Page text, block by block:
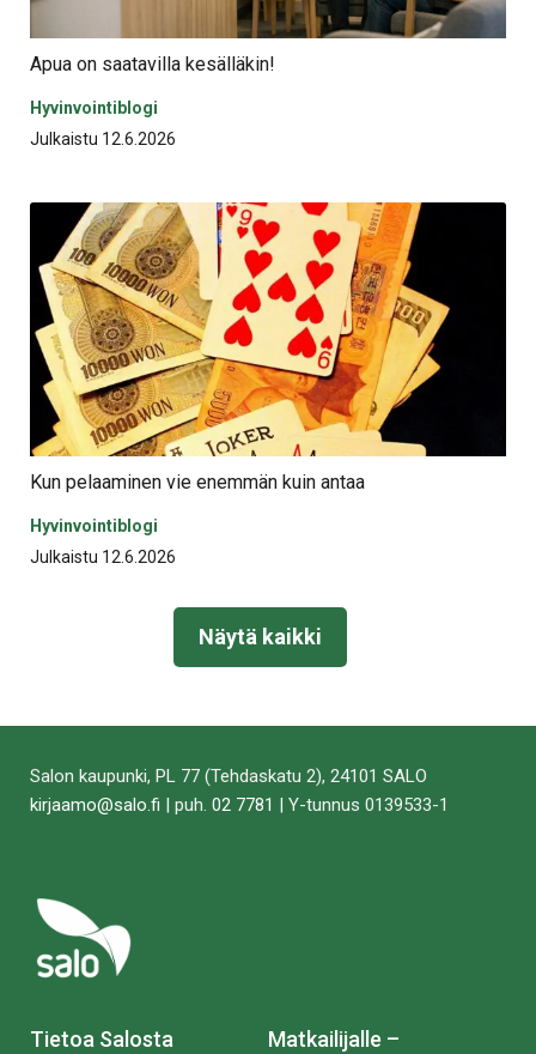
Apua on saatavilla kesälläkin!
Hyvinvointiblogi
Julkaistu 12.6.2026
Kun pelaaminen vie enemmän kuin antaa
Hyvinvointiblogi
Julkaistu 12.6.2026
Näytä kaikki
Salon kaupunki, PL 77 (Tehdaskatu 2), 24101 SALO
kirjaamo@salo.fi | puh. 02 7781 | Y-tunnus 0139533-1
Tietoa Salosta
Matkailijalle –